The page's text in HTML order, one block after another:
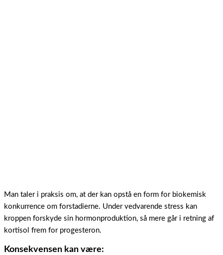
Man taler i praksis om, at der kan opstå en form for biokemisk
konkurrence om forstadierne. Under vedvarende stress kan
kroppen forskyde sin hormonproduktion, så mere går i retning af
kortisol frem for progesteron.
Konsekvensen kan være: